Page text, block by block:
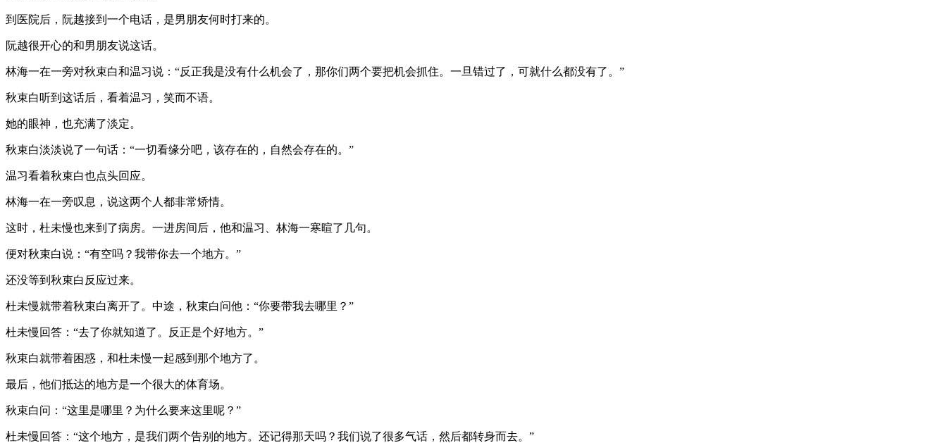
到医院后，阮越接到一个电话，是男朋友何时打来的。
阮越很开心的和男朋友说这话。
林海一在一旁对秋束白和温习说：“反正我是没有什么机会了，那你们两个要把机会抓住。一旦错过了，可就什么都没有了。”
秋束白听到这话后，看着温习，笑而不语。
她的眼神，也充满了淡定。
秋束白淡淡说了一句话：“一切看缘分吧，该存在的，自然会存在的。”
温习看着秋束白也点头回应。
林海一在一旁叹息，说这两个人都非常矫情。
这时，杜未慢也来到了病房。一进房间后，他和温习、林海一寒暄了几句。
便对秋束白说：“有空吗？我带你去一个地方。”
还没等到秋束白反应过来。
杜未慢就带着秋束白离开了。中途，秋束白问他：“你要带我去哪里？”
杜未慢回答：“去了你就知道了。反正是个好地方。”
秋束白就带着困惑，和杜未慢一起感到那个地方了。
最后，他们抵达的地方是一个很大的体育场。
秋束白问：“这里是哪里？为什么要来这里呢？”
杜未慢回答：“这个地方，是我们两个告别的地方。还记得那天吗？我们说了很多气话，然后都转身而去。”